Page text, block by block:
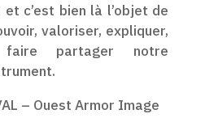
c’est bien là l’objet de
valoriser, expliquer,
partager notre
– Ouest Armor Image